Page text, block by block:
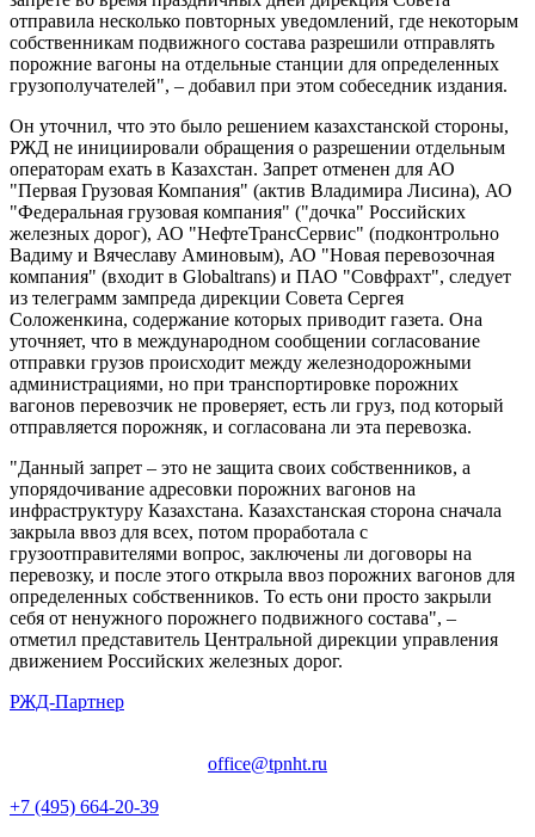
отправила несколько повторных уведомлений, где некоторым
собственникам подвижного состава разрешили отправлять
порожние вагоны на отдельные станции для определенных
грузополучателей", – добавил при этом собеседник издания.
Он уточнил, что это было решением казахстанской стороны,
РЖД не инициировали обращения о разрешении отдельным
операторам ехать в Казахстан. Запрет отменен для АО
"Первая Грузовая Компания" (актив Владимира Лисина), АО
"Федеральная грузовая компания" ("дочка" Российских
железных дорог), АО "НефтеТрансСервис" (подконтрольно
Вадиму и Вячеславу Аминовым), АО "Новая перевозочная
компания" (входит в Globaltrans) и ПАО "Совфрахт", следует
из телеграмм зампреда дирекции Совета Сергея
Соложенкина, содержание которых приводит газета. Она
уточняет, что в международном сообщении согласование
отправки грузов происходит между железнодорожными
администрациями, но при транспортировке порожних
вагонов перевозчик не проверяет, есть ли груз, под который
отправляется порожняк, и согласована ли эта перевозка.
"Данный запрет – это не защита своих собственников, а
упорядочивание адресовки порожних вагонов на
инфраструктуру Казахстана. Казахстанская сторона сначала
закрыла ввоз для всех, потом проработала с
грузоотправителями вопрос, заключены ли договоры на
перевозку, и после этого открыла ввоз порожних вагонов для
определенных собственников. То есть они просто закрыли
себя от ненужного порожнего подвижного состава", –
отметил представитель Центральной дирекции управления
движением Российских железных дорог.
РЖД-Партнер
office@tpnht.ru
+7 (495) 664-20-39